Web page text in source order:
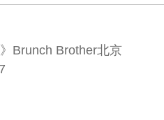
Brunch Brother北京